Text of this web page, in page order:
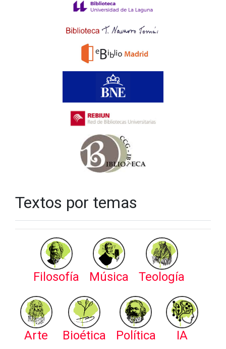
Textos por temas
Filosofía Música Teología
Arte Bioética Política IA